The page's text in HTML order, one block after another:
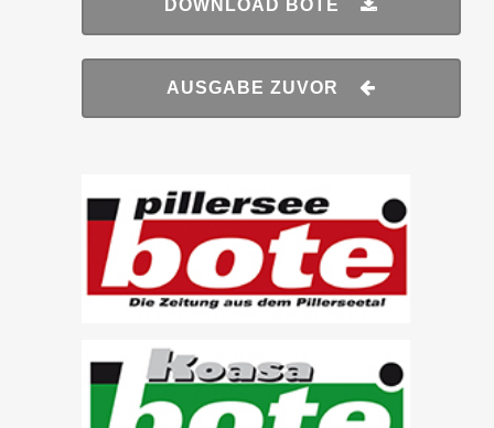
DOWNLOAD BOTE
AUSGABE ZUVOR